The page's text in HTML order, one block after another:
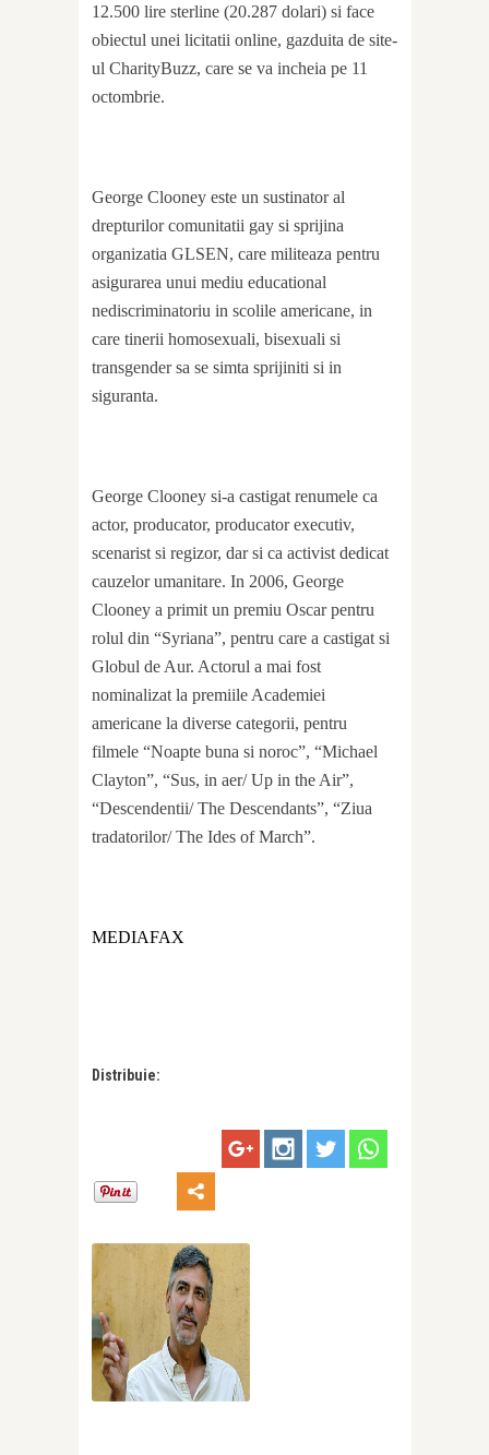
12.500 lire sterline (20.287 dolari) si face
obiectul unei licitatii online, gazduita de site-
ul CharityBuzz, care se va incheia pe 11
octombrie.
George Clooney este un sustinator al
drepturilor comunitatii gay si sprijina
organizatia GLSEN, care militeaza pentru
asigurarea unui mediu educational
nediscriminatoriu in scolile americane, in
care tinerii homosexuali, bisexuali si
transgender sa se simta sprijiniti si in
siguranta.
George Clooney si-a castigat renumele ca
actor, producator, producator executiv,
scenarist si regizor, dar si ca activist dedicat
cauzelor umanitare. In 2006, George
Clooney a primit un premiu Oscar pentru
rolul din “Syriana”, pentru care a castigat si
Globul de Aur. Actorul a mai fost
nominalizat la premiile Academiei
americane la diverse categorii, pentru
filmele “Noapte buna si noroc”, “Michael
Clayton”, “Sus, in aer/ Up in the Air”,
“Descendentii/ The Descendants”, “Ziua
tradatorilor/ The Ides of March”.
MEDIAFAX
Distribuie: